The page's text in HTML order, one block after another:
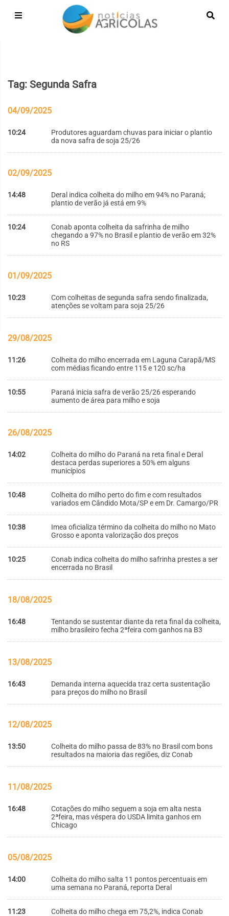
Tag: Segunda Safra
04/09/2025
10:24
Produtores aguardam chuvas para iniciar o plantio
da nova safra de soja 25/26
02/09/2025
14:48
Deral indica colheita do milho em 94% no Paraná;
plantio de verão já está em 9%
10:24
Conab aponta colheita da safrinha de milho
chegando a 97% no Brasil e plantio de verão em 32%
no RS
01/09/2025
10:23
Com colheitas de segunda safra sendo finalizada,
atenções se voltam para soja 25/26
29/08/2025
11:26
Colheita do milho encerrada em Laguna Carapã/MS
com médias ficando entre 115 e 120 sc/ha
10:55
Paraná inicia safra de verão 25/26 esperando
aumento de área para milho e soja
26/08/2025
14:02
Colheita do milho do Paraná na reta final e Deral
destaca perdas superiores a 50% em alguns
municípios
10:48
Colheita do milho perto do fim e com resultados
variados em Cândido Mota/SP e em Dr. Camargo/PR
10:38
Imea oficializa término da colheita do milho no Mato
Grosso e aponta valorização dos preços
10:25
Conab indica colheita do milho safrinha prestes a ser
encerrada no Brasil
18/08/2025
16:48
Tentando se sustentar diante da reta final da colheita,
milho brasileiro fecha 2ªfeira com ganhos na B3
13/08/2025
16:43
Demanda interna aquecida traz certa sustentação
para preços do milho no Brasil
12/08/2025
13:50
Colheita do milho passa de 83% no Brasil com bons
resultados na maioria das regiões, diz Conab
11/08/2025
16:48
Cotações do milho seguem a soja em alta nesta
2ªfeira, mas véspera do USDA limita ganhos em
Chicago
05/08/2025
14:00
Colheita do milho salta 11 pontos percentuais em
uma semana no Paraná, reporta Deral
11:23 Colheita do milho chega em 75,2%, indica Conab